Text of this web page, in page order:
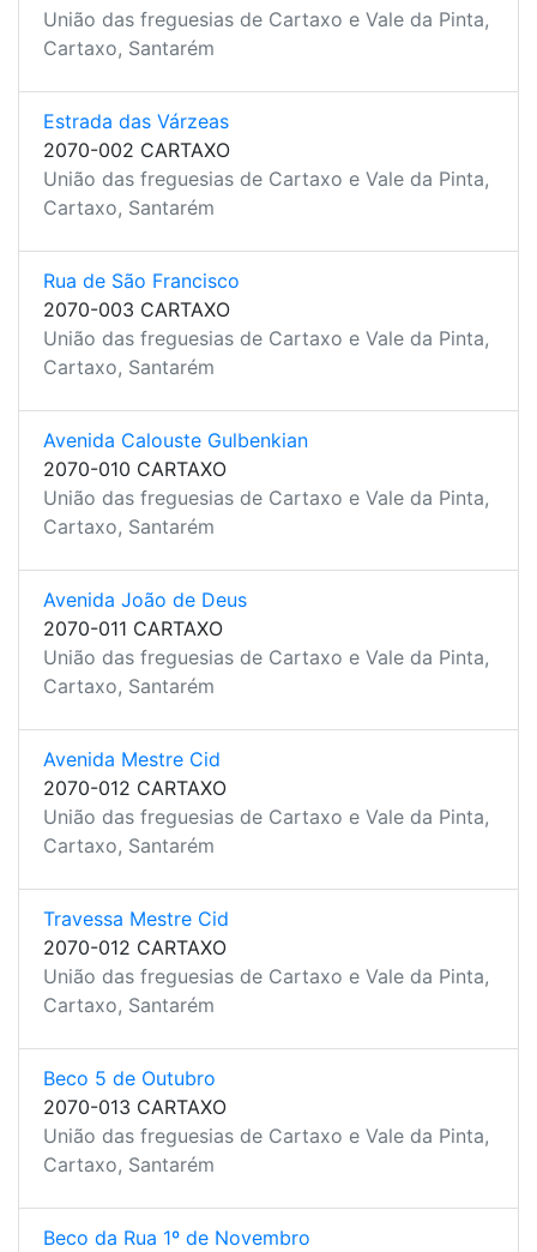
União das freguesias de Cartaxo e Vale da Pinta,
Cartaxo, Santarém
Estrada das Várzeas
2070-002 CARTAXO
União das freguesias de Cartaxo e Vale da Pinta,
Cartaxo, Santarém
Rua de São Francisco
2070-003 CARTAXO
União das freguesias de Cartaxo e Vale da Pinta,
Cartaxo, Santarém
Avenida Calouste Gulbenkian
2070-010 CARTAXO
União das freguesias de Cartaxo e Vale da Pinta,
Cartaxo, Santarém
Avenida João de Deus
2070-011 CARTAXO
União das freguesias de Cartaxo e Vale da Pinta,
Cartaxo, Santarém
Avenida Mestre Cid
2070-012 CARTAXO
União das freguesias de Cartaxo e Vale da Pinta,
Cartaxo, Santarém
Travessa Mestre Cid
2070-012 CARTAXO
União das freguesias de Cartaxo e Vale da Pinta,
Cartaxo, Santarém
Beco 5 de Outubro
2070-013 CARTAXO
União das freguesias de Cartaxo e Vale da Pinta,
Cartaxo, Santarém
Beco da Rua 1º de Novembro